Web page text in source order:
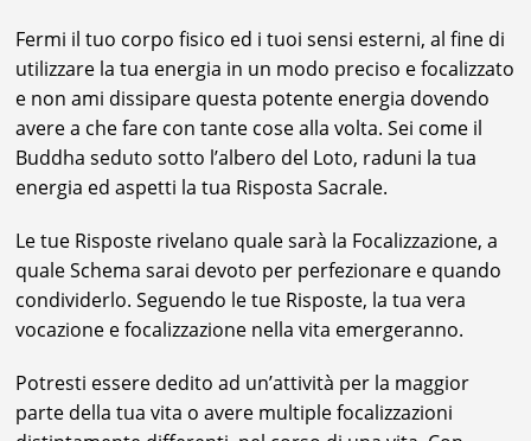
Fermi il tuo corpo fisico ed i tuoi sensi esterni, al fine di
utilizzare la tua energia in un modo preciso e focalizzato
e non ami dissipare questa potente energia dovendo
avere a che fare con tante cose alla volta. Sei come il
Buddha seduto sotto l’albero del Loto, raduni la tua
energia ed aspetti la tua Risposta Sacrale.
Le tue Risposte rivelano quale sarà la Focalizzazione, a
quale Schema sarai devoto per perfezionare e quando
condividerlo. Seguendo le tue Risposte, la tua vera
vocazione e focalizzazione nella vita emergeranno.
Potresti essere dedito ad un’attività per la maggior
parte della tua vita o avere multiple focalizzazioni